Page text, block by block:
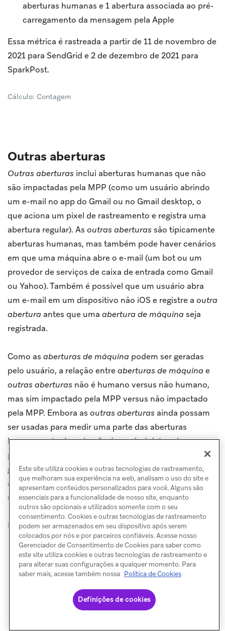
aberturas humanas e 1 abertura associada ao pré-
carregamento da mensagem pela Apple
Essa métrica é rastreada a partir de 11 de novembro de
2021 para SendGrid e 2 de dezembro de 2021 para
SparkPost.
Cálculo: Contagem
Outras aberturas
Outras aberturas inclui aberturas humanas que não
são impactadas pela MPP (como um usuário abrindo
um e-mail no app do Gmail ou no Gmail desktop, o
que aciona um pixel de rastreamento e registra uma
abertura regular). As outras aberturassão tipicamente
aberturas humanas, mas também pode haver cenários
em que uma máquina abre o e-mail (um bot ou um
provedor de serviços de caixa de entrada como Gmail
ou Yahoo). Também é possível que um usuário abra
um e-mail em um dispositivo não iOS e registre a outra
abertura antes que uma abertura de máquina seja
registrada.
Como as aberturas de máquina podem ser geradas
pelo usuário, a relação entreaberturas de máquina e
outras aberturas não é humano versus não humano,
mas sim impactado pela MPP versus não impactado
pela MPP. Embora as outras aberturas ainda possam
ser usadas para medir uma parte das aberturas
humanas, atualmente não é possível determinar a
porcentagem de
geradas por humanos, então determinar uma taxa de
abertura “verdadeira” precisa não é possível no
momento.
Para usuários com MPP ativada:
+1outra(s) abertura(s): o usuário abriu
proativamente um e-mail em um dispositivo não
abertura(s) de máquina e +1 outras aberturas
Apple pré-carregou a mensagem ou o usuário
Este site utiliza cookies e outras tecnologias de rastreamento,
que melhoram sua experiência na web, analisam o uso do site e
apresentam conteúdos personalizados para você. Alguns são
essenciais para a funcionalidade de nosso site, enquanto
outros são opcionais e utilizados somente com o seu
consentimento. Cookies e outras tecnologias de rastreamento
podem ser armazenados em seu dispositivo após serem
colocados por nós e por parceiros confiáveis. Acesse nosso
Gerenciador de Consentimento de Cookies para saber como
este site utiliza cookies e outras tecnologias de rastreamento e
para alterar suas configurações a qualquer momento. Para
saber mais, acesse também nossa Política de Cookies
Definições de cookies